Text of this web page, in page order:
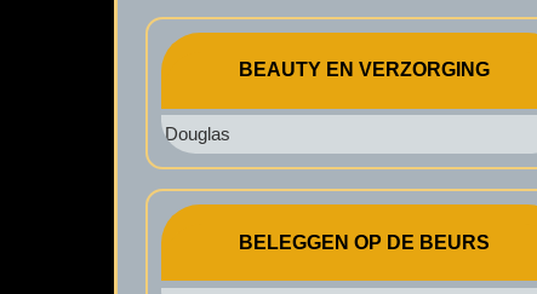
BEAUTY EN VERZORGING
Douglas
BELEGGEN OP DE BEURS